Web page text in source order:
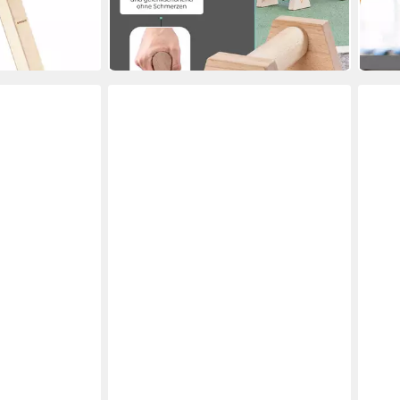
(1,00 €/ 1 Paar)
-30%
in 4-5 Werktagen bei dir
in 2-